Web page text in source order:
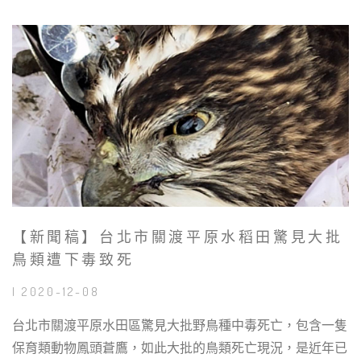
【新聞稿】台北市關渡平原水稻田驚見大批
鳥類遭下毒致死
| 2020-12-08
台北市關渡平原水田區驚見大批野鳥種中毒死亡，包含一隻
保育類動物鳳頭蒼鷹，如此大批的鳥類死亡現況，是近年已